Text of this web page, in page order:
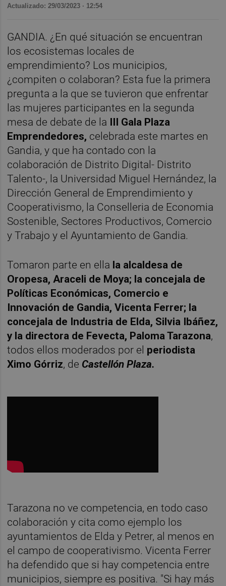
Actualizado: 29/03/2023 · 12:54
GANDIA. ¿En qué situación se encuentran
los ecosistemas locales de
emprendimiento? Los municipios,
¿compiten o colaboran? Esta fue la primera
pregunta a la que se tuvieron que enfrentar
las mujeres participantes en la segunda
mesa de debate de la
III Gala Plaza
Emprendedores, celebrada este martes en
Gandia, y que ha contado con la
colaboración de Distrito Digital- Distrito
Talento-, la Universidad Miguel Hernández, la
Dirección General de Emprendimiento y
Cooperativismo, la Conselleria de Economia
Sostenible, Sectores Productivos, Comercio
y Trabajo y el Ayuntamiento de Gandia.
Tomaron parte en ella la alcaldesa de
Oropesa, Araceli de Moya; la concejala de
Políticas Económicas, Comercio e
Innovación de Gandia, Vicenta Ferrer; la
concejala de Industria de Elda, Silvia Ibáñez,
y la directora de Fevecta, Paloma Tarazona,
todos ellos moderados por el periodista
Ximo Górriz, de Castellón Plaza.
Tarazona no ve competencia, en todo caso
colaboración y cita como ejemplo los
ayuntamientos de Elda y Petrer, al menos en
el campo de cooperativismo. Vicenta Ferrer
ha defendido que si hay competencia entre
municipios, siempre es positiva. "Si hay más